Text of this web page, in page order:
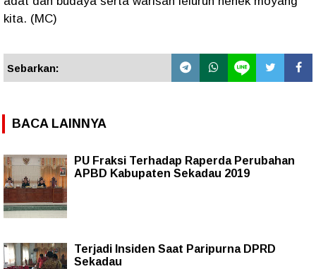
kita. (MC)
Sebarkan:
BACA LAINNYA
PU Fraksi Terhadap Raperda Perubahan
APBD Kabupaten Sekadau 2019
Terjadi Insiden Saat Paripurna DPRD
Sekadau